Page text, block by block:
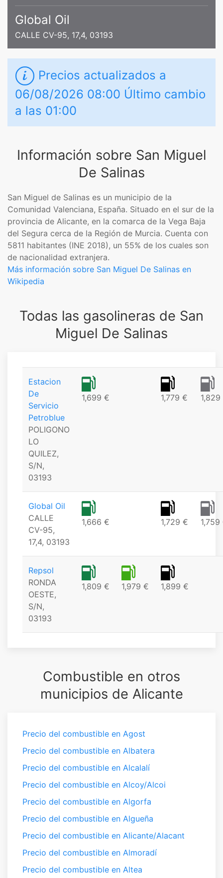
Global Oil
CALLE CV-95, 17,4, 03193
Precios actualizados a
06/08/2026 08:00 Último cambio
a las 01:00
Información sobre San Miguel
De Salinas
San Miguel de Salinas es un municipio de la
Comunidad Valenciana, España. Situado en el sur de la
provincia de Alicante, en la comarca de la Vega Baja
del Segura cerca de la Región de Murcia. Cuenta con
5811 habitantes (INE 2018), un 55% de los cuales son
de nacionalidad extranjera.​
Más información sobre San Miguel De Salinas en
Wikipedia
Todas las gasolineras de San
Miguel De Salinas
Estacion
De
Servicio
Petroblue
POLIGONO
LO
QUILEZ,
S/N,
03193
1,699 € 1,779 €
Global Oil
CALLE
CV-95,
17,4, 03193
1,666 € 1,729 € 1,759
Repsol
RONDA
OESTE,
S/N,
03193
1,809 € 1,979 € 1,899 €
Combustible en otros
municipios de Alicante
Precio del combustible en Agost
Precio del combustible en Albatera
Precio del combustible en Alcalalí
Precio del combustible en Alcoy/Alcoi
Precio del combustible en Algorfa
Precio del combustible en Algueña
Precio del combustible en Alicante/Alacant
Precio del combustible en Almoradí
Precio del combustible en Altea